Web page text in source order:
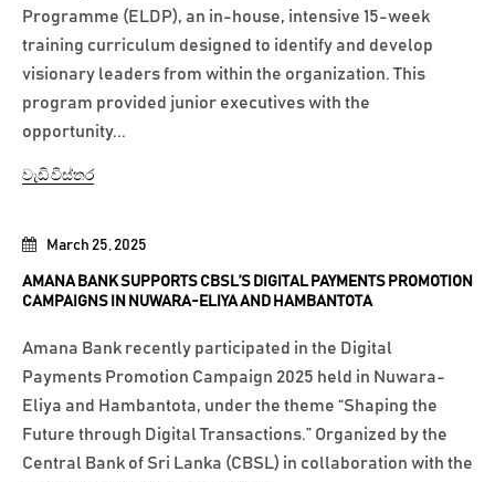
March 25, 2025
AMANA BANK SUPPORTS CBSL’S DIGITAL PAYMENTS PROMOTION
CAMPAIGNS IN NUWARA-ELIYA AND HAMBANTOTA
Amana Bank recently participated in the Digital
Payments Promotion Campaign 2025 held in Nuwara-
Eliya and Hambantota, under the theme “Shaping the
Future through Digital Transactions.” Organized by the
Central Bank of Sri Lanka (CBSL) in collaboration with the
Programme (ELDP), an in-house, intensive 15-week
training curriculum designed to identify and develop
visionary leaders from within the organization. This
program provided junior executives with the
opportunity...
වැඩි විස්තර